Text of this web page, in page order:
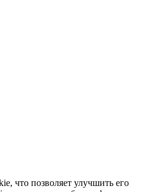
что позволяет улучшить его